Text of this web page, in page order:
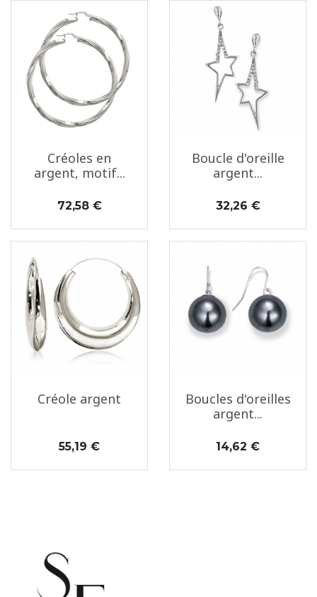
Créoles en
argent, motif...
Prix
72,58 €
Boucle d'oreille
argent...
Prix
32,26 €
Créole argent
Prix
55,19 €
Boucles d'oreilles
argent...
Prix
14,62 €